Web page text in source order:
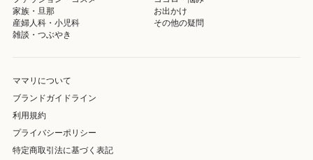
家族・旦那
お出かけ
産婦人科・小児科
その他の疑問
雑談・つぶやき
ママリについて
ブランドガイドライン
利用規約
プライバシーポリシー
特定商取引法に基づく表記